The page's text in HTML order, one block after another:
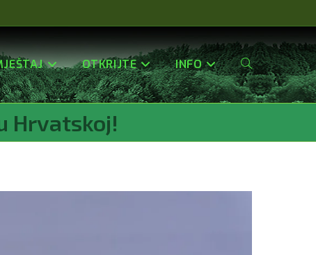
OTKRIJTE INFO Uključi/isključi
Hrvatskoj!